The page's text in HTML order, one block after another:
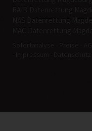
RAID Datenrettung
NAS Datenrettung
MAC Datenrettung
Sofortanalyse Preise
Impressum
Datenschutz